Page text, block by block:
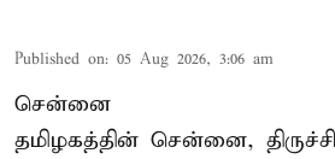
Published on: 05 Aug 2026, 3:06 am
சென்னை
தமிழகத்தின் சென்னை,